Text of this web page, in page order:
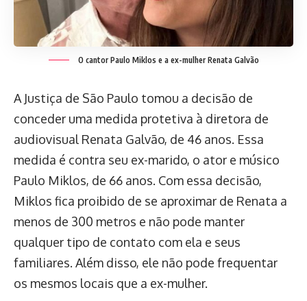
O cantor Paulo Miklos e a ex-mulher Renata Galvão
A Justiça de São Paulo tomou a decisão de
conceder uma medida protetiva à diretora de
audiovisual Renata Galvão, de 46 anos. Essa
medida é contra seu ex-marido, o ator e músico
Paulo Miklos, de 66 anos. Com essa decisão,
Miklos fica proibido de se aproximar de Renata a
menos de 300 metros e não pode manter
qualquer tipo de contato com ela e seus
familiares. Além disso, ele não pode frequentar
os mesmos locais que a ex-mulher.